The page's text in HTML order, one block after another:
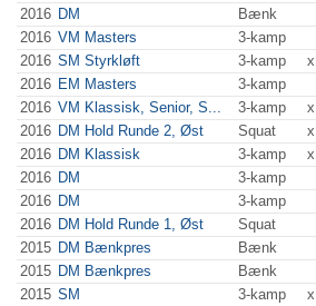
2016 DM Bænk
2016 VM Masters 3-kamp
2016 SM Styrkløft 3-kamp x
2016 EM Masters 3-kamp
2016 VM Klassisk, Senior, S... 3-kamp x
2016 DM Hold Runde 2, Øst Squat x
2016 DM Klassisk 3-kamp x
2016 DM 3-kamp
2016 DM 3-kamp
2016 DM Hold Runde 1, Øst Squat
2015 DM Bænkpres Bænk
2015 DM Bænkpres Bænk
2015 SM 3-kamp x